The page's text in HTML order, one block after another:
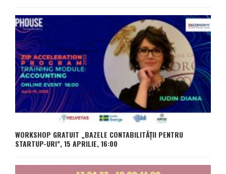
WORKSHOP GRATUIT „BAZELE CONTABILITĂȚII PENTRU
STARTUP-URI”, 15 APRILIE, 16:00